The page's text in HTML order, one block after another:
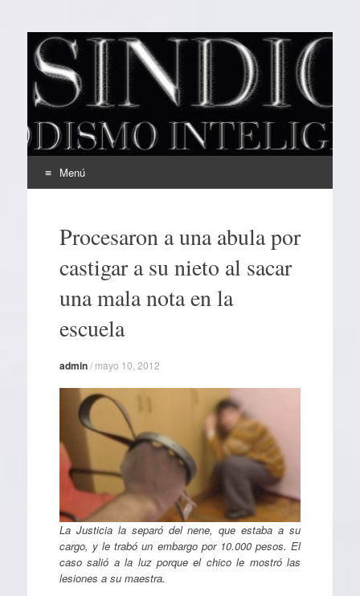
EL SINDICAL
Periodismo Inteligente
Menú
contenidoProcesaron a una abula por
castigar a su nieto al sacar
una mala nota en la
escuela
admin/ mayo 10, 2012
La Justicia la separó del nene, que estaba a su
cargo, y le trabó un embargo por 10.000 pesos. El
caso salió a la luz porque el chico le mostró las
lesiones a su maestra.